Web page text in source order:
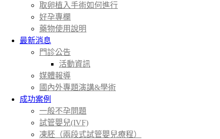
取卵植入手術如何進行
好孕專欄
藥物使用說明
最新消息
門診公告
活動資訊
媒體報導
國內外專題演講&學術
成功案例
一般不孕問題
試管嬰兒(IVF)
凍胚（兩段式試管嬰兒療程）